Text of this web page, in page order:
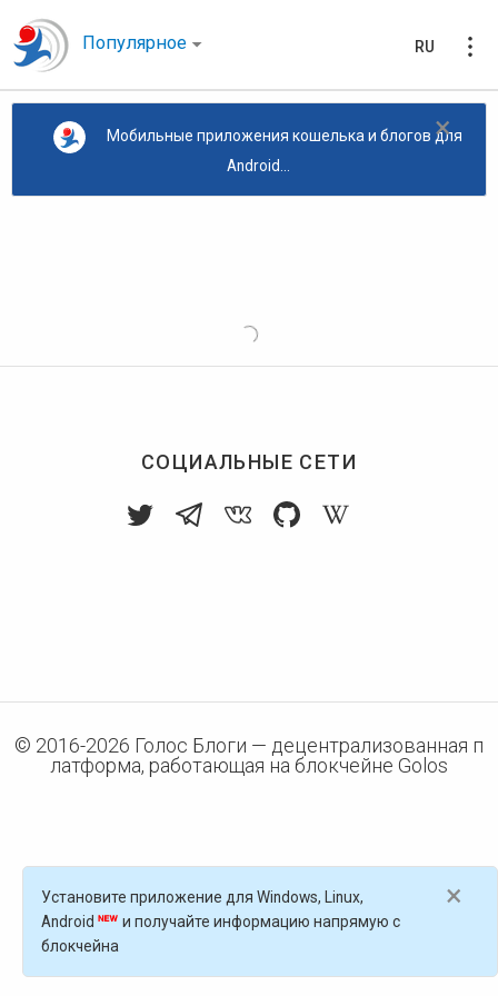
Популярное RU
×
Мобильные приложения кошелька и блогов для
Android...
СОЦИАЛЬНЫЕ СЕТИ
© 2016-2026 Голос Блоги — децентрализованная п
латформа, работающая на блокчейне Golos
×
Установите приложение для Windows, Linux,
Android
и получайте информацию напрямую с
блокчейна